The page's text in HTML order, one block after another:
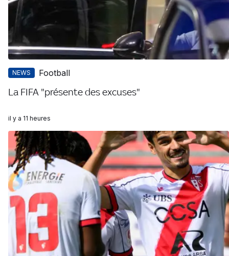
NEWS Football
La FIFA "présente des excuses"
il y a 11 heures